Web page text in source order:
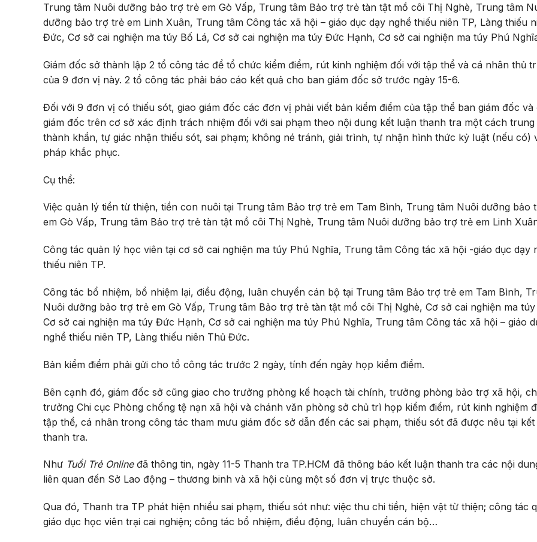
Trung tâm Nuôi dưỡng bảo trợ trẻ em Gò Vấp, Trung tâm Bảo trợ trẻ tàn tật mồ côi Thị Nghè, Trung tâm
dưỡng bảo trợ trẻ em Linh Xuân, Trung tâm Công tác xã hội – giáo dục dạy nghề thiếu niên TP, Làng thiếu
Đức, Cơ sở cai nghiện ma túy Bố Lá, Cơ sở cai nghiện ma túy Đức Hạnh, Cơ sở cai nghiện ma túy Phú
Giám đốc sở thành lập 2 tổ công tác để tổ chức kiểm điểm, rút kinh nghiệm đối với tập thể và cá nhân thủ
của 9 đơn vị này. 2 tổ công tác phải báo cáo kết quả cho ban giám đốc sở trước ngày 15-6.
Đối với 9 đơn vị có thiếu sót, giao giám đốc các đơn vị phải viết bản kiểm điểm của tập thể ban giám đốc và
giám đốc trên cơ sở xác định trách nhiệm đối với sai phạm theo nội dung kết luận thanh tra một cách
thành khẩn, tự giác nhận thiếu sót, sai phạm; không né tránh, giải trình, tự nhận hình thức kỷ luật (nếu có)
pháp khắc phục.
Cụ thể:
Việc quản lý tiền từ thiện, tiền con nuôi tại Trung tâm Bảo trợ trẻ em Tam Bình, Trung tâm Nuôi dưỡng bảo
em Gò Vấp, Trung tâm Bảo trợ trẻ tàn tật mồ côi Thị Nghè, Trung tâm Nuôi dưỡng bảo trợ trẻ em Linh
Công tác quản lý học viên tại cơ sở cai nghiện ma túy Phú Nghĩa, Trung tâm Công tác xã hội -giáo dục dạy
thiếu niên TP.
Công tác bổ nhiệm, bổ nhiệm lại, điều động, luân chuyển cán bộ tại Trung tâm Bảo trợ trẻ em Tam Bình,
Nuôi dưỡng bảo trợ trẻ em Gò Vấp, Trung tâm Bảo trợ trẻ tàn tật mồ côi Thị Nghè, Cơ sở cai nghiện ma túy
Cơ sở cai nghiện ma túy Đức Hạnh, Cơ sở cai nghiện ma túy Phú Nghĩa, Trung tâm Công tác xã hội – giáo
nghề thiếu niên TP, Làng thiếu niên Thủ Đức.
Bản kiểm điểm phải gửi cho tổ công tác trước 2 ngày, tính đến ngày họp kiểm điểm.
Bên cạnh đó, giám đốc sở cũng giao cho trưởng phòng kế hoạch tài chính, trưởng phòng bảo trợ xã hội,
trưởng Chi cục Phòng chống tệ nạn xã hội và chánh văn phòng sở chủ trì họp kiểm điểm, rút kinh nghiệm
tập thể, cá nhân trong công tác tham mưu giám đốc sở dẫn đến các sai phạm, thiếu sót đã được nêu tại
thanh tra.
Như Tuổi Trẻ Onlineđã thông tin, ngày 11-5 Thanh tra TP.HCM đã thông báo kết luận thanh tra các nội
liên quan đến Sở Lao động – thương binh và xã hội cùng một số đơn vị trực thuộc sở.
Qua đó, Thanh tra TP phát hiện nhiều sai phạm, thiếu sót như: việc thu chi tiền, hiện vật từ thiện; công tác
giáo dục học viên trại cai nghiện; công tác bổ nhiệm, điều động, luân chuyển cán bộ…